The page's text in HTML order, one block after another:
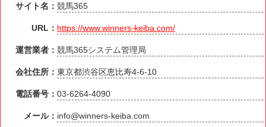
サイト名：競馬365
URL： https://www.winners-keiba.com/
運営業者：競馬365システム管理局
会社住所：東京都渋谷区恵比寿4-6-10
電話番号：03-6264-4090
メール： info@winners-keiba.com